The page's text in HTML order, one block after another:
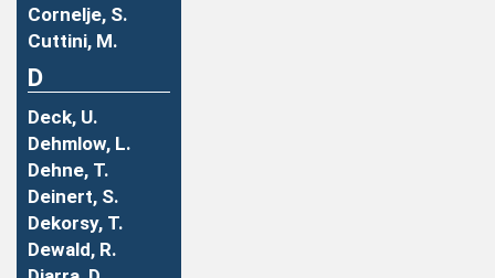
Cornelje, S.
Cuttini, M.
D
Deck, U.
Dehmlow, L.
Dehne, T.
Deinert, S.
Dekorsy, T.
Dewald, R.